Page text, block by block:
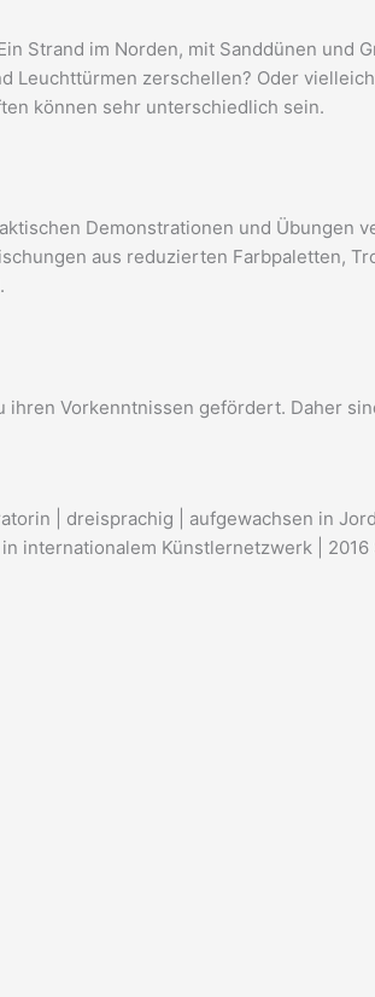
Strand im Norden, mit Sanddünen und
Leuchttürmen zerschellen? Oder
können sehr unterschiedlich sein.
Demonstrationen und Übungen
aus reduzierten Farbpaletten,
Vorkenntnissen gefördert. Daher
| dreisprachig | aufgewachsen in
internationalem Künstlernetzwerk |